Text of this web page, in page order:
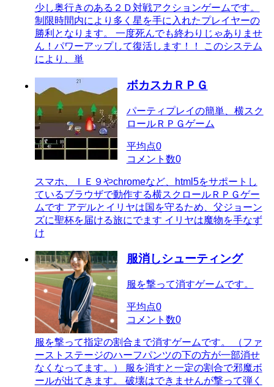
少し奥行きのある２Ｄ対戦アクションゲームです。
制限時間内により多く星を手に入れたプレイヤーの
勝利となります。 一度死んでも終わりじゃありませ
ん！パワーアップして復活します！！ このシステム
により、単
ボカスカＲＰＧ
パーティプレイの簡単、横スク
ロールＲＰＧゲーム
平均点0
コメント数0
スマホ、ＩＥ９やchromeなど、html5をサポートし
ているブラウザで動作する横スクロールＲＰＧゲー
ムです アデルとイリヤは国を守るため、父ジョーン
ズに聖杯を届ける旅にでます イリヤは魔物を手なず
け
服消しシューティング
服を撃って消すゲームです。
平均点0
コメント数0
服を撃って指定の割合まで消すゲームです。 （ファ
ーストステージのハーフパンツの下の方が一部消せ
なくなってます。） 服を消すと一定の割合で邪魔ボ
ールが出てきます。 破壊はできませんが撃って弾く